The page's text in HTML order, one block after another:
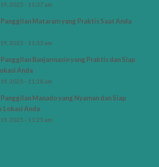
2025 - 11:37 am
Mataram yang Praktis Saat Anda
2025 - 11:33 am
Banjarmasin yang Praktis dan Siap
Anda
2025 - 11:28 am
Manado yang Nyaman dan Siap
Lokasi Anda
2025 - 11:25 am